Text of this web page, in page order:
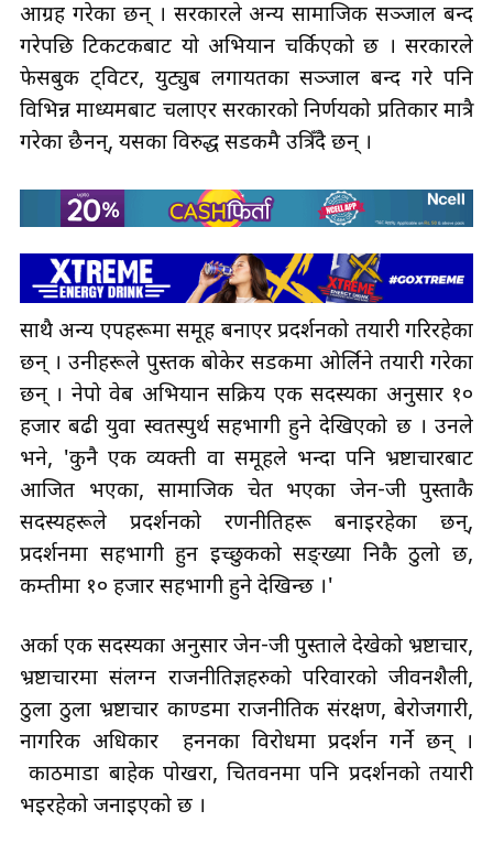
आग्रह गरेका छन् । सरकारले अन्य सामाजिक सञ्जाल बन्द
गरेपछि टिकटकबाट यो अभियान चर्किएको छ । सरकारले
फेसबुक ट्विटर, युट्युब लगायतका सञ्जाल बन्द गरे पनि
विभिन्न माध्यमबाट चलाएर सरकारको निर्णयको प्रतिकार मात्रै
गरेका छैनन्, यसका विरुद्ध सडकमै उत्रिँदै छन् ।
साथै अन्य एपहरूमा समूह बनाएर प्रदर्शनको तयारी गरिरहेका
छन् । उनीहरूले पुस्तक बोकेर सडकमा ओर्लिने तयारी गरेका
छन् । नेपो वेब अभियान सक्रिय एक सदस्यका अनुसार १०
हजार बढी युवा स्वतस्पुर्थ सहभागी हुने देखिएको छ । उनले
भने, 'कुनै एक व्यक्ती वा समूहले भन्दा पनि भ्रष्टाचारबाट
आजित भएका, सामाजिक चेत भएका जेन-जी पुस्ताकै
सदस्यहरूले प्रदर्शनको रणनीतिहरू बनाइरहेका छन्,
प्रदर्शनमा सहभागी हुन इच्छुकको सङ्ख्या निकै ठुलो छ,
कम्तीमा १० हजार सहभागी हुने देखिन्छ ।'
अर्का एक सदस्यका अनुसार जेन-जी पुस्ताले देखेको भ्रष्टाचार,
भ्रष्टाचारमा संलग्न राजनीतिज्ञहरुको परिवारको जीवनशैली,
ठुला ठुला भ्रष्टाचार काण्डमा राजनीतिक संरक्षण, बेरोजगारी,
नागरिक अधिकार हननका विरोधमा प्रदर्शन गर्ने छन् ।
काठमाडौँ बाहेक पोखरा, चितवनमा पनि प्रदर्शनको तयारी
भइरहेको जनाइएको छ ।